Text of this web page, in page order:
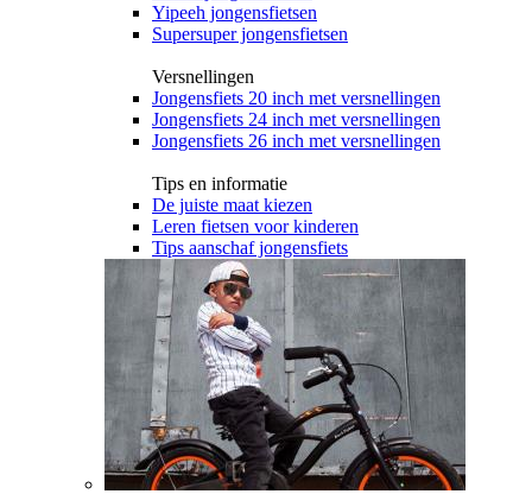
Yipeeh jongensfietsen
Supersuper jongensfietsen
Versnellingen
Jongensfiets 20 inch met versnellingen
Jongensfiets 24 inch met versnellingen
Jongensfiets 26 inch met versnellingen
Tips en informatie
De juiste maat kiezen
Leren fietsen voor kinderen
Tips aanschaf jongensfiets